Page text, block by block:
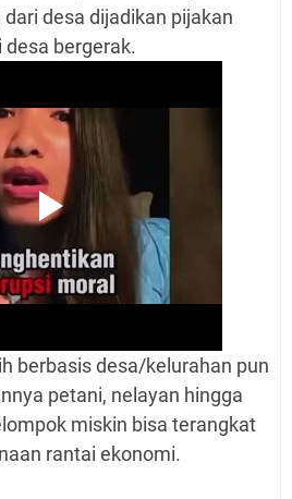
desa dijadikan pijakan
bergerak.
berbasis desa/kelurahan pun
petani, nelayan hingga
miskin bisa terangkat
rantai ekonomi.